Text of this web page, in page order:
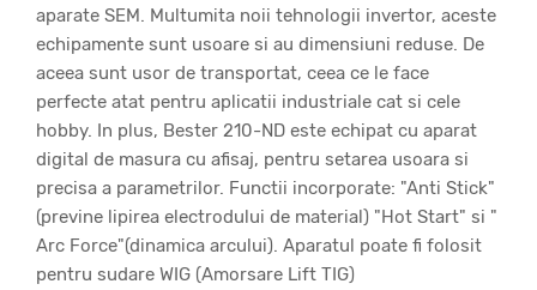
aparate SEM. Multumita noii tehnologii invertor, aceste
echipamente sunt usoare si au dimensiuni reduse. De
aceea sunt usor de transportat, ceea ce le face
perfecte atat pentru aplicatii industriale cat si cele
hobby. In plus, Bester 210-ND este echipat cu aparat
digital de masura cu afisaj, pentru setarea usoara si
precisa a parametrilor. Functii incorporate: "Anti Stick"
(previne lipirea electrodului de material) "Hot Start" si "
Arc Force"(dinamica arcului). Aparatul poate fi folosit
pentru sudare WIG (Amorsare Lift TIG)